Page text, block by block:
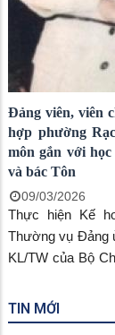
Đảng viên, viên
hợp phường
môn gắn với
và bác Tôn
09/03/2026
Thực hiện Kế
Thường vụ Đảng
KL/TW của Bộ
đề toàn khóa,
quán triệt tiếp
TIN MỚI